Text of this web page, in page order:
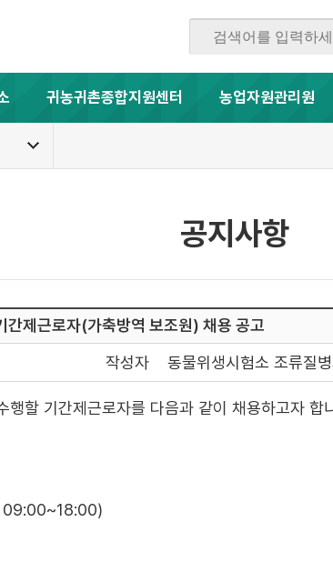
귀농귀촌종합지원센터 농업자원관리원
공지사항
간제근로자(가축방역 보조원) 채용 공고
작성자 동물위생시험소 조류
할 기간제근로자를 다음과 같이 채용하고자 합
09:00~18:00)